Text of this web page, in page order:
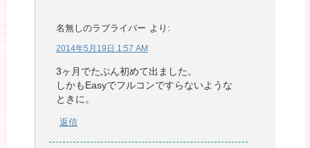
名無しのラブライバー より:
2014年5月19日 1:57 AM
3ヶ月でたぶん初めて出ました。
しかもEasyでフルコンですらないような
ときに。
返信